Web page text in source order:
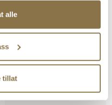
alle
tillat